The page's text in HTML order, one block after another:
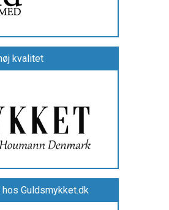
kvalitet
Guldsmykket.dk